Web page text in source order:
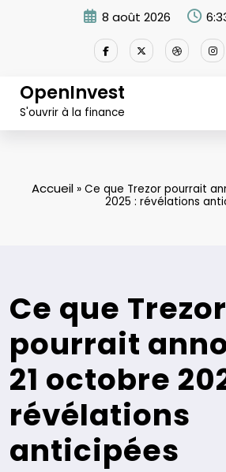
8 août 2026
OpenInvest
S'ouvrir à la finance
Accueil »Ce que Trezor pourrait
2025 : révélations
Ce que Trezor
pourrait
21 octobre
révélations
anticipées